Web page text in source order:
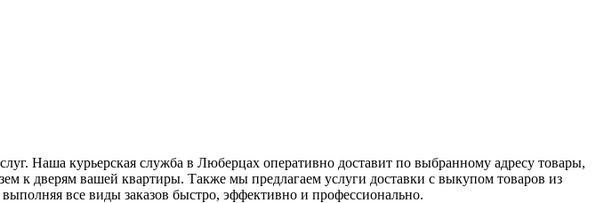
Наша курьерская служба в Люберцах оперативно доставит по выбранному адресу товары,
к дверям вашей квартиры. Также мы предлагаем услуги доставки с выкупом товаров из
все виды заказов быстро, эффективно и профессионально.